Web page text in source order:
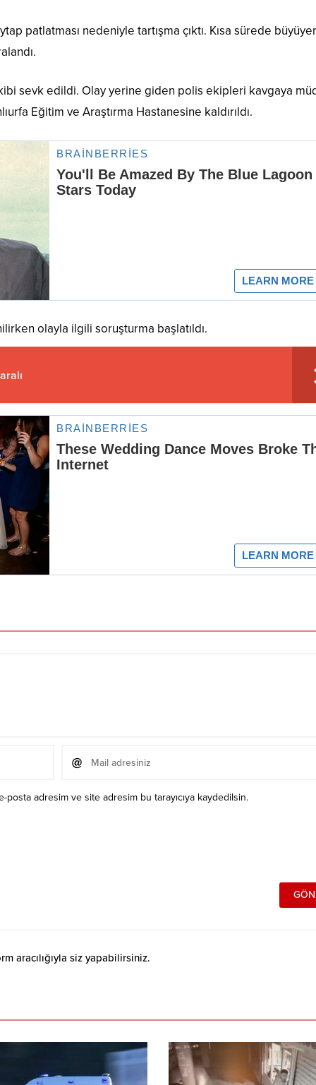
patlatması nedeniyle tartışma çıktı. Kısa sürede
sevk edildi. Olay yerine giden polis ekipleri kavgaya
Eğitim ve Araştırma Hastanesine kaldırıldı.
olayla ilgili soruşturma başlatıldı.
posta adresim ve site adresim bu tarayıcıya kaydedilsin.
aracılığıyla siz yapabilirsiniz.